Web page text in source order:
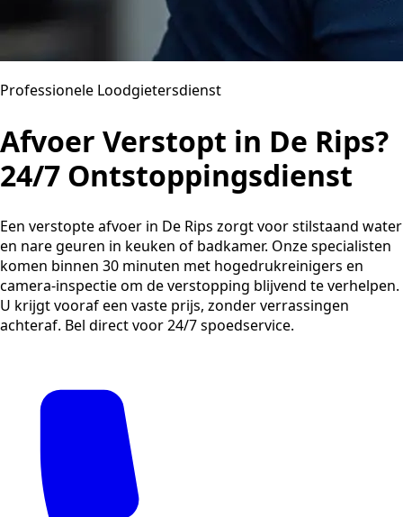
Professionele Loodgietersdienst
Afvoer Verstopt in De Rips?
24/7 Ontstoppingsdienst
Een verstopte afvoer in De Rips zorgt voor stilstaand water
en nare geuren in keuken of badkamer. Onze specialisten
komen binnen 30 minuten met hogedrukreinigers en
camera-inspectie om de verstopping blijvend te verhelpen.
U krijgt vooraf een vaste prijs, zonder verrassingen
achteraf. Bel direct voor 24/7 spoedservice.